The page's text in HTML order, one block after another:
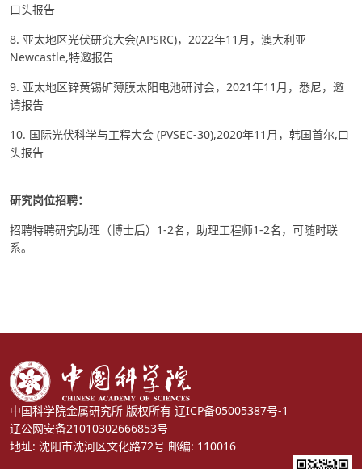
口头报告
8. 亚太地区光伏研究大会(APSRC)，2022年11月，澳大利亚
Newcastle,特邀报告
9. 亚太地区锌黄锡矿薄膜太阳电池研讨会，2021年11月，悉尼，邀
请报告
10. 国际光伏科学与工程大会 (PVSEC-30),2020年11月，韩国首尔,口
头报告
研究岗位招聘：
招聘特聘研究助理（博士后）1-2名，助理工程师1-2名，可随时联
系。
中国科学院金属研究所 版权所有 辽ICP备05005387号-1
辽公网安备21010302666853号
地址: 沈阳市沈河区文化路72号 邮编: 110016